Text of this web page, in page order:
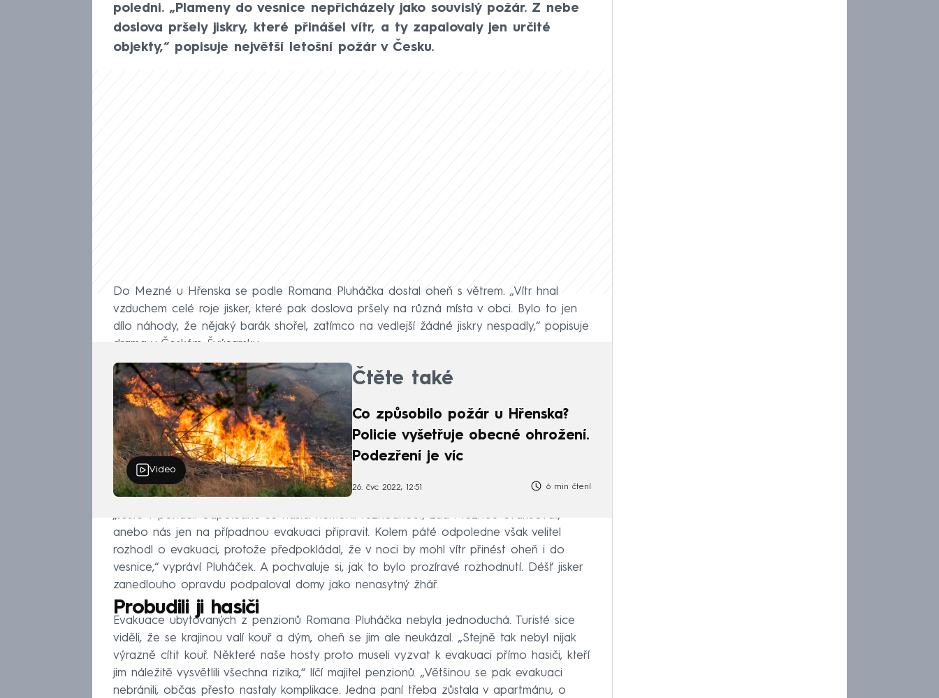
poledni. „Plameny do vesnice nepřicházely jako souvislý požár. Z nebe
doslova pršely jiskry, které přinášel vítr, a ty zapalovaly jen určité
objekty,“ popisuje největší letošní požár v Česku.
Do Mezné u Hřenska se podle Romana Pluháčka dostal oheň s větrem. „Vítr hnal
vzduchem celé roje jisker, které pak doslova pršely na různá místa v obci. Bylo to jen
dílo náhody, že nějaký barák shořel, zatímco na vedlejší žádné jiskry nespadly,“ popisuje
drama v Českém Švýcarsku.
Video
Čtěte také
Co způsobilo požár u Hřenska?
Policie vyšetřuje obecné ohrožení.
Podezření je víc
26. čvc 2022, 12:51 6 min čtení
„Ještě v pondělí odpoledne se hasiči nemohli rozhodnout, zda Meznou evakuovat,
anebo nás jen na případnou evakuaci připravit. Kolem páté odpoledne však velitel
rozhodl o evakuaci, protože předpokládal, že v noci by mohl vítr přinést oheň i do
vesnice,“ vypráví Pluháček. A pochvaluje si, jak to bylo prozíravé rozhodnutí. Déšť jisker
zanedlouho opravdu podpaloval domy jako nenasytný žhář.
Probudili ji hasiči
Evakuace ubytovaných z penzionů Romana Pluháčka nebyla jednoduchá. Turisté sice
viděli, že se krajinou valí kouř a dým, oheň se jim ale neukázal. „Stejně tak nebyl nijak
výrazně cítit kouř. Některé naše hosty proto museli vyzvat k evakuaci přímo hasiči, kteří
jim náležitě vysvětlili všechna rizika,“ líčí majitel penzionů. „Většinou se pak evakuaci
nebránili, občas přesto nastaly komplikace. Jedna paní třeba zůstala v apartmánu, o